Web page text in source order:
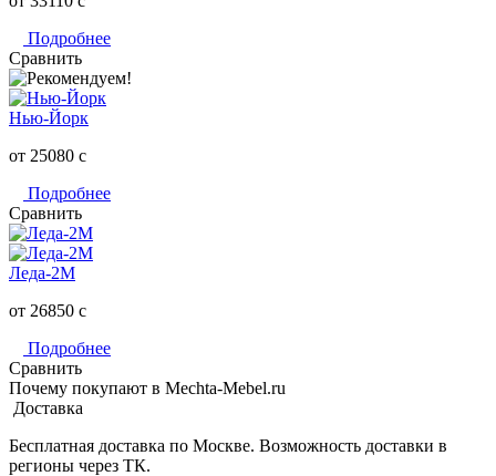
Подробнее
Сравнить
Нью-Йорк
от 25080 c
Подробнее
Сравнить
Леда-2М
от 26850 c
Подробнее
Сравнить
Почему покупают в Mechta-Mebel.ru
Доставка
Бесплатная доставка по Москве. Возможность доставки в
регионы через ТК.